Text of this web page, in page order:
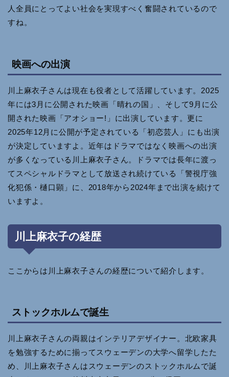
人全員にとってよい社会を実現すべく奮闘されているので
すね。
映画への出演
川上麻衣子さんは現在も役者として活躍しています。2025
年には3月に公開された映画「晴れの国」、そして9月に公
開された映画「アオショー!」に出演しています。更に
2025年12月に公開が予定されている「初恋芸人」にも出演
が決定していますよ。近年はドラマではなく映画への出演
が多くなっている川上麻衣子さん。ドラマでは長年に渡っ
てスペシャルドラマとして放送され続けている「警視庁強
化犯係・樋口顕」に、2018年から2024年まで出演を続けて
いますよ。
川上麻衣子の経歴
ここからは川上麻衣子さんの経歴について紹介します。
ストックホルムで誕生
川上麻衣子さんの両親はインテリアデザイナー。北欧家具
を勉強するために揃ってスウェーデンの大学へ留学したた
め、川上麻衣子さんはスウェーデンのストックホルムで誕